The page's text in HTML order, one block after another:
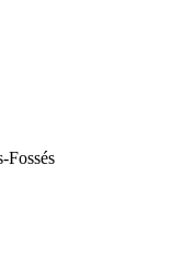
Fossés